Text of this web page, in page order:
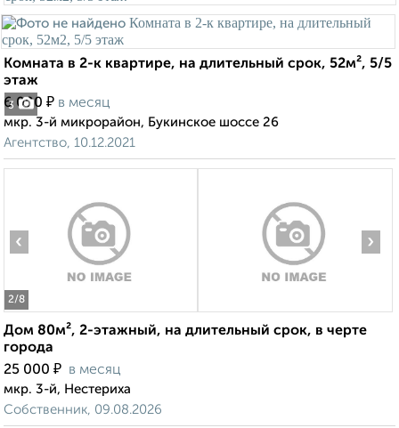
3
Комната в 2-к квартире, на длительный срок, 52м², 5/5
этаж
6 000 ₽ в месяц
мкр. 3-й микрорайон, Букинское шоссе 26
Агентство, 10.12.2021
2/8
‹ ›
Дом 80м², 2-этажный, на длительный срок, в черте
города
25 000 ₽ в месяц
мкр. 3-й, Нестериха
Собственник, 09.08.2026